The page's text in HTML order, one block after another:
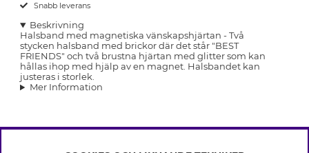
Snabb leverans
Beskrivning
Halsband med magnetiska vänskapshjärtan - Två
stycken halsband med brickor där det står "BEST
FRIENDS" och två brustna hjärtan med glitter som kan
hållas ihop med hjälp av en magnet. Halsbandet kan
justeras i storlek.
Mer Information